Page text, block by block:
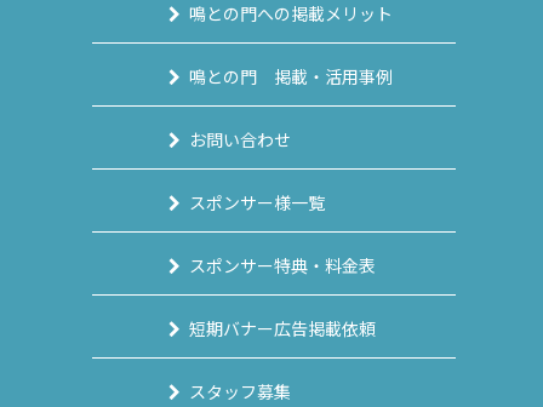
鳴との門への掲載メリット
鳴との門 掲載・活用事例
お問い合わせ
スポンサー様一覧
スポンサー特典・料金表
短期バナー広告掲載依頼
スタッフ募集